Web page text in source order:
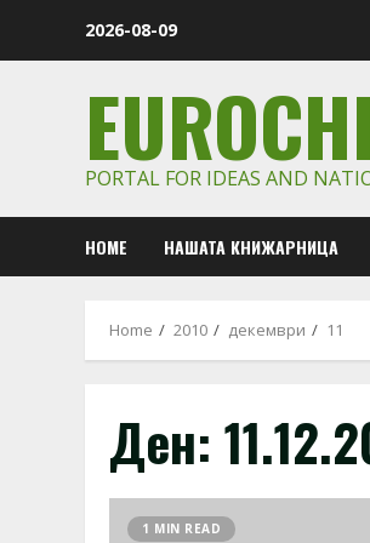
2026-08-09
PORTAL FOR IDEAS AND
HOME НАШАТА КНИЖАРНИЦА
Home 2010 декември 11
Ден:
1 MIN READ